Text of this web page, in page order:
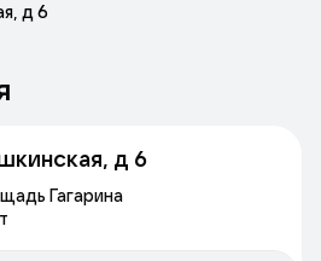
теплый островной антураж.
с лапшой, готовят шашлычки
и спринг-роллы люмпия. Бар
напитки по мотивам
д 6
д 6
Гагарина